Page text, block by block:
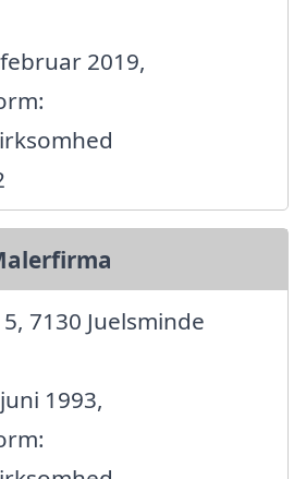
2019,
7130 Juelsminde
1993,